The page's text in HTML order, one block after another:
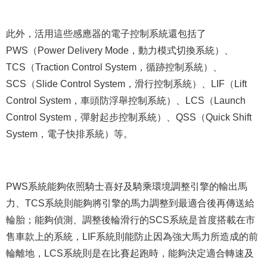
此外，活用這些感應器的電子控制系統還包括了
PWS（Power Delivery Mode，動力模式切換系統）、
TCS（Traction Control System，循跡控制系統）、
SCS（Slide Control System，滑行控制系統）、LIF（Lift
Control System，車頭防浮舉控制系統）、LCS（Launch
Control System，彈射起步控制系統）、QSS（Quick Shift
System，電子快排系統）等。
PWS系統能夠依照騎士喜好及騎乘環境調整引擎的輸出馬
力、TCS系統則能夠將引擎的馬力調整到最適合後再傳送給
輪胎；能夠偵測、調整後輪滑行的SCS系統是首度搭載在市
售車款上的系統，LIF系統則能防止因為強大馬力所造成的前
輪離地，LCS系統則是在比賽起跑時，能夠決定適合轉速及